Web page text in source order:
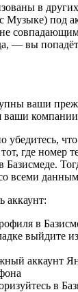
в
Музыке) под
— вы
ваши
ваши
убедитесь,
где номер
всеми
аккаунт:
в
выйдите
аккаунт
в